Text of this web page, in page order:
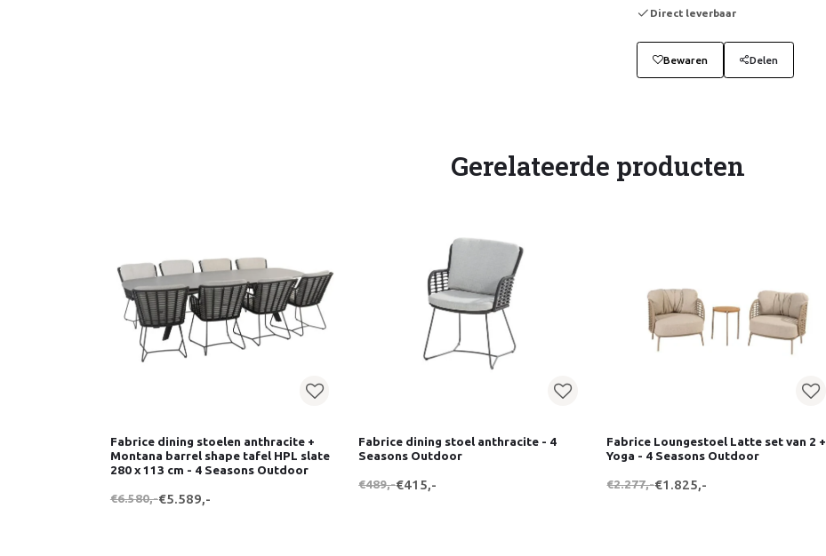
Direct leverbaar
Bewaren Delen
Gerelateerde producten
Fabrice dining stoelen anthracite +
Montana barrel shape tafel HPL slate
280 x 113 cm - 4 Seasons Outdoor
€6.580,-€5.589,-
Fabrice dining stoel anthracite - 4
Seasons Outdoor
€489,-€415,-
Fabrice Loungestoel Latte set van 2 +
Yoga - 4 Seasons Outdoor
€2.277,-€1.825,-